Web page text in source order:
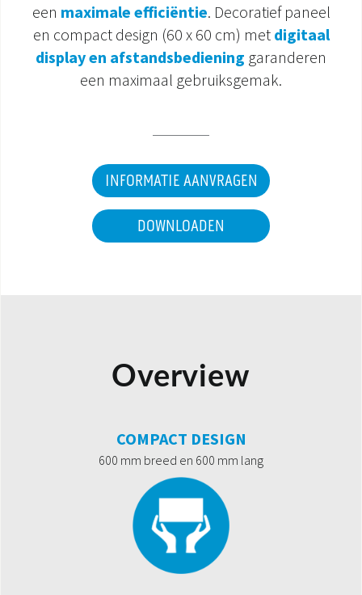
een maximale efficiëntie. Decoratief paneel
en compact design (60 x 60 cm) met digitaal
display en afstandsbediening garanderen
een maximaal gebruiksgemak.
INFORMATIE AANVRAGEN
DOWNLOADEN
Overview
COMPACT DESIGN
600 mm breed en 600 mm lang